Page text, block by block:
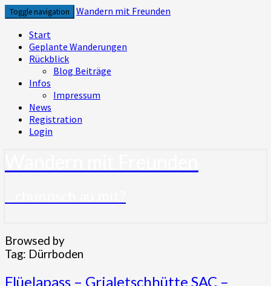
Skip
to
content
Toggle navigation
Wandern mit Freunden
Start
Geplante Wanderungen
Rückblick
Blog Beiträge
Infos
Impressum
News
Registration
Login
Browsed by
Tag: Dürrboden
Flüelapass
Flüelapass – Grialetschhütte SAC –